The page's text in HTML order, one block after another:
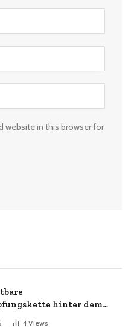
website in this browser for
hinter dem
Was Import-
4 Views